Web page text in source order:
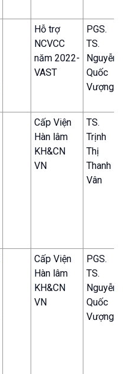
Hỗ trợ
NCVCC
năm 2022-
VAST
PGS.
TS.
Nguyễn
Quốc
Vượng
Cấp Viện
Hàn lâm
KH&CN
VN
TS.
Trịnh
Thị
Thanh
Vân
Cấp Viện
Hàn lâm
KH&CN
VN
PGS.
TS.
Nguyễn
Quốc
Vượng